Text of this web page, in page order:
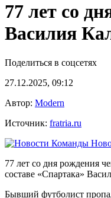
77 лет со
Василия
Поделиться в соцсетях
27.12.2025, 09:12
Автор: Modern
Источник: fratria.ru
77 лет со дня рождения
составе «Спартака»
Бывший футболист